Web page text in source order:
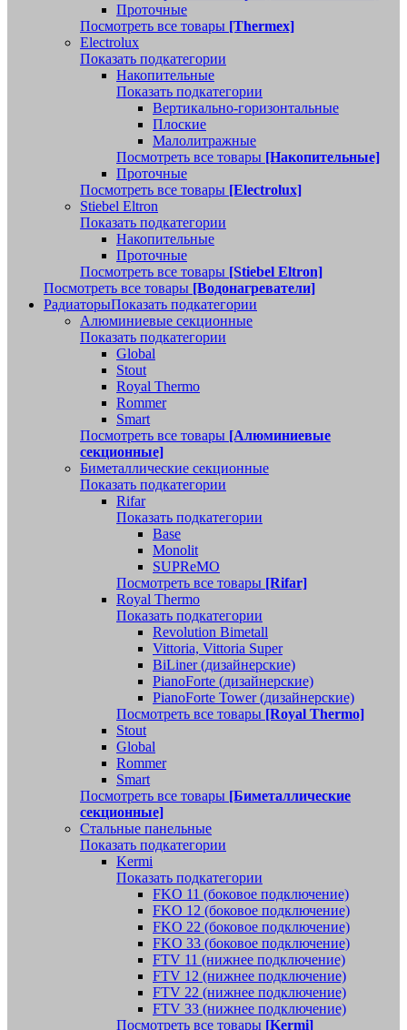
Проточные
Посмотреть все товары [Thermex]
Electrolux
Показать подкатегории
Накопительные
Показать подкатегории
Вертикально-горизонтальные
Плоские
Малолитражные
Посмотреть все товары [Накопительные]
Проточные
Посмотреть все товары [Electrolux]
Stiebel Eltron
Показать подкатегории
Накопительные
Проточные
Посмотреть все товары [Stiebel Eltron]
Посмотреть все товары [Водонагреватели]
РадиаторыПоказать подкатегории
Алюминиевые секционные
Показать подкатегории
Global
Stout
Royal Thermo
Rommer
Smart
Посмотреть все товары [Алюминиевые
секционные]
Биметаллические секционные
Показать подкатегории
Rifar
Показать подкатегории
Base
Monolit
SUPReMO
Посмотреть все товары [Rifar]
Royal Thermo
Показать подкатегории
Revolution Bimetall
Vittoria, Vittoria Super
BiLiner (дизайнерские)
PianoForte (дизайнерские)
PianoForte Tower (дизайнерские)
Посмотреть все товары [Royal Thermo]
Stout
Global
Rommer
Smart
Посмотреть все товары [Биметаллические
секционные]
Стальные панельные
Показать подкатегории
Kermi
Показать подкатегории
FKO 11 (боковое подключение)
FKO 12 (боковое подключение)
FKO 22 (боковое подключение)
FKO 33 (боковое подключение)
FTV 11 (нижнее подключение)
FTV 12 (нижнее подключение)
FTV 22 (нижнее подключение)
FTV 33 (нижнее подключение)
Посмотреть все товары [Kermi]